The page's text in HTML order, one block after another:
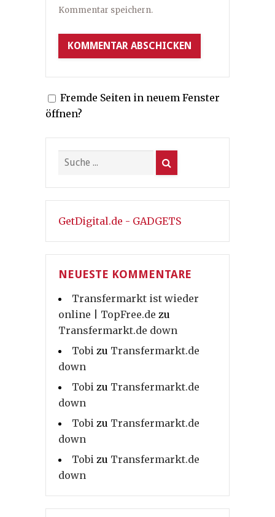
Kommentar speichern.
Fremde Seiten in neuem Fenster
öffnen?
GetDigital.de - GADGETS
NEUESTE KOMMENTARE
Transfermarkt ist wieder
online | TopFree.de zu
Transfermarkt.de down
Tobi zu Transfermarkt.de
down
Tobi zu Transfermarkt.de
down
Tobi zu Transfermarkt.de
down
Tobi zu Transfermarkt.de
down